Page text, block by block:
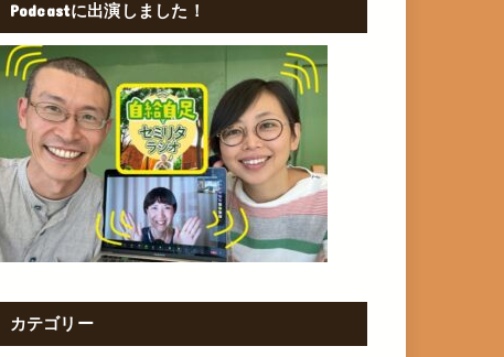
Podcastに出演しました！
カテゴリー